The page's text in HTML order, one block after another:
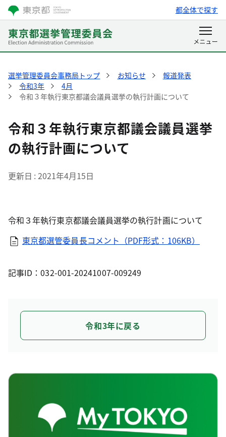
都全体で探す
選挙管理委員会事務局トップ お知らせ
報道発表
令和3年
4月
令和３年執行東京都議会議員選挙の執行計画について
令和３年執行東京都議会議員選挙
の執行計画について
更新日 2021年4月15日
令和３年執行東京都議会議員選挙の執行計画について
東京都選管委員長コメント（PDF形式：106KB）
記事ID：032-001-20241007-009249
令和3年に戻る